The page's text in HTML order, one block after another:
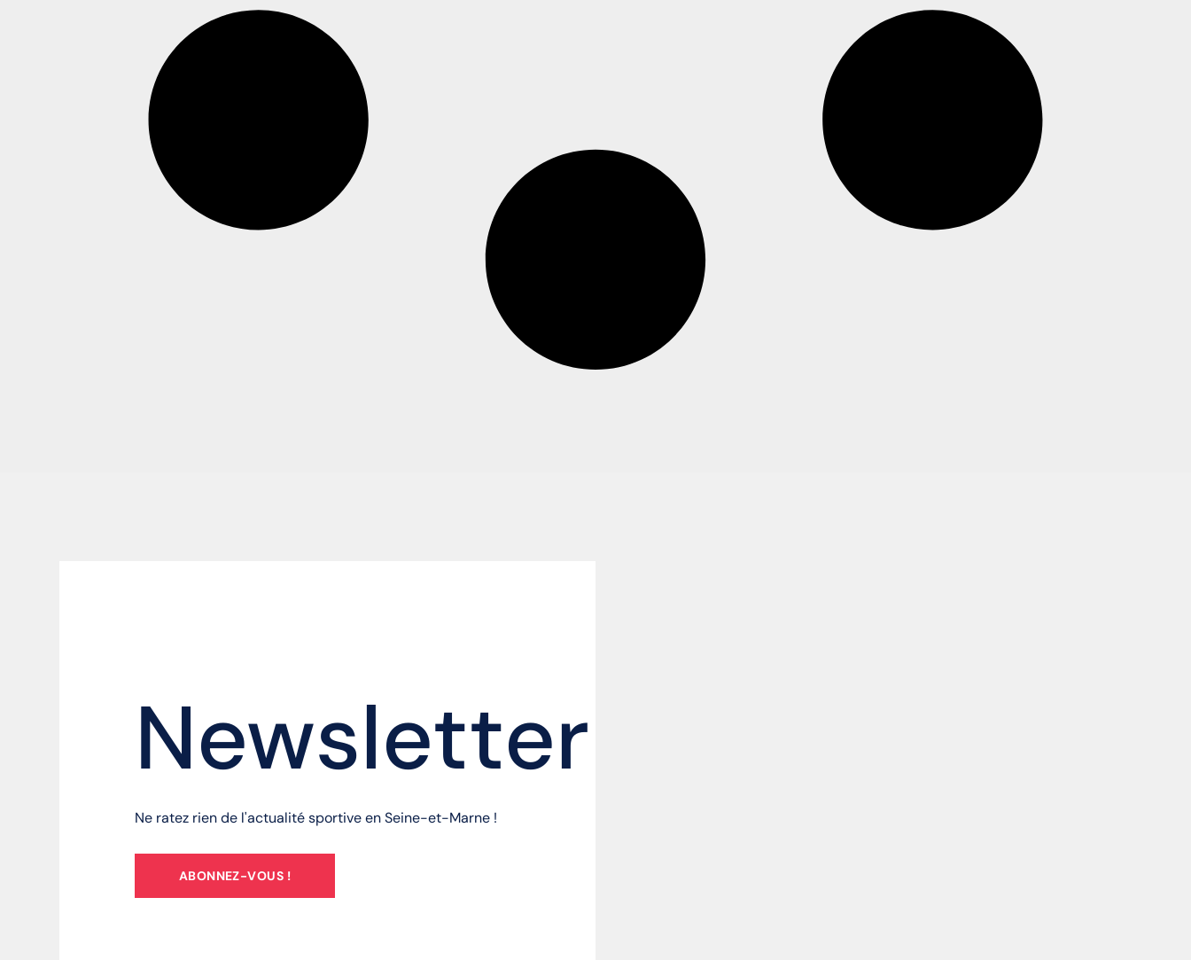
Newsletter
Ne ratez rien de l'actualité sportive en Seine-et-Marne !
ABONNEZ-VOUS !